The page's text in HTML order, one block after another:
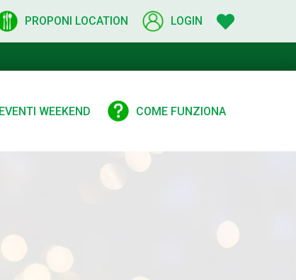
PROPONI LOCATION LOGIN
EVENTI WEEKEND COME FUNZIONA